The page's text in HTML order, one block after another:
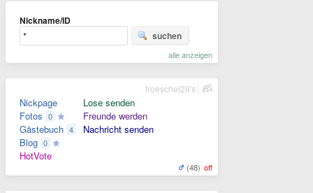
Nickname/ID
suchen
alle anzeigen
Nickpage
Fotos 0
Gästebuch 4
Blog 0
HotVote
Lose senden
Freunde werden
Nachricht senden
(48) off
froeschel29's